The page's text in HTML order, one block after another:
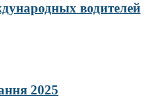
водителей
2025